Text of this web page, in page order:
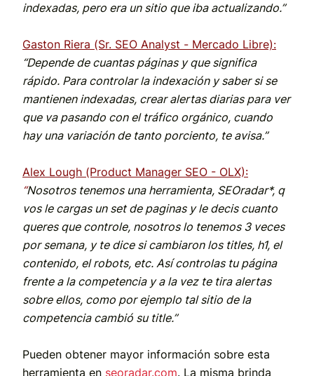
indexadas, pero era un sitio que iba actualizando.”
Gaston Riera (Sr. SEO Analyst - Mercado Libre):
“Depende de cuantas páginas y que significa
rápido. Para controlar la indexación y saber si se
mantienen indexadas, crear alertas diarias para ver
que va pasando con el tráfico orgánico, cuando
hay una variación de tanto porciento, te avisa.”
Alex Lough (Product Manager SEO - OLX):
“Nosotros tenemos una herramienta, SEOradar*, q
vos le cargas un set de paginas y le decis cuanto
queres que controle, nosotros lo tenemos 3 veces
por semana, y te dice si cambiaron los titles, h1, el
contenido, el robots, etc. Así controlas tu página
frente a la competencia y a la vez te tira alertas
sobre ellos, como por ejemplo tal sitio de la
competencia cambió su title.”
Pueden obtener mayor información sobre esta
herramienta en seoradar.com. La misma brinda